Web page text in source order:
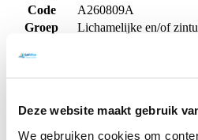
Deze website maakt gebruik
We gebruiken cookies om
Code
A260809A
Groep
Lichamelijke en/of
Locatie
Deelnemers 8
Mogelijke alternatieven: